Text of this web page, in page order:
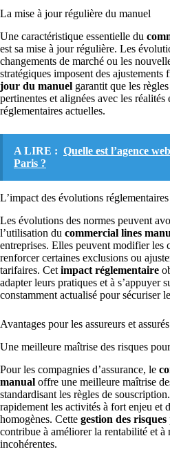
La mise à jour régulière du manuel
Une caractéristique essentielle du
est sa mise à jour régulière. Les
changements de marché ou les
stratégiques imposent des ajustements
jour du manuel garantit que les
pertinentes et alignées avec les réalités
réglementaires actuelles.
A LIRE : Quelle est l’agence
Paris ?
L’impact des évolutions
Les évolutions des normes peuvent
l’utilisation du commercial lines
entreprises. Elles peuvent modifier les
renforcer certaines exclusions ou
tarifaires. Cet impact réglementaire
adapter leurs pratiques et à s’appuyer
constamment actualisé pour sécuriser
Avantages pour les assureurs et assurés
Une meilleure maîtrise des risques
Pour les compagnies d’assurance, le
manual offre une meilleure maîtrise
standardisant les règles de
rapidement les activités à fort enjeu et
homogènes. Cette gestion des risques
contribue à améliorer la rentabilité et à
incohérentes.